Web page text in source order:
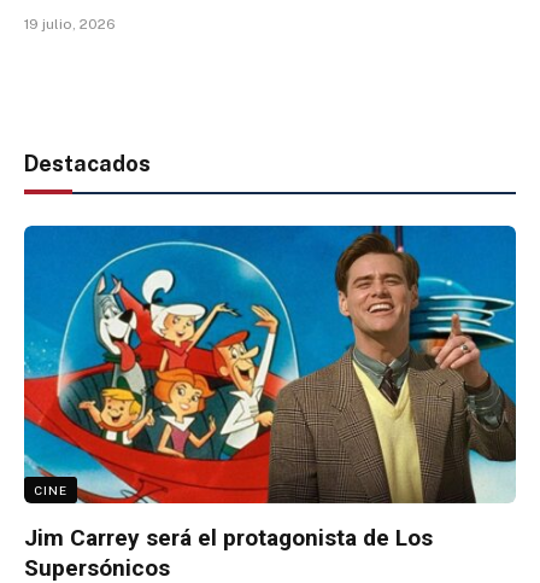
19 julio, 2026
Destacados
CINE
Jim Carrey será el protagonista de Los
Supersónicos